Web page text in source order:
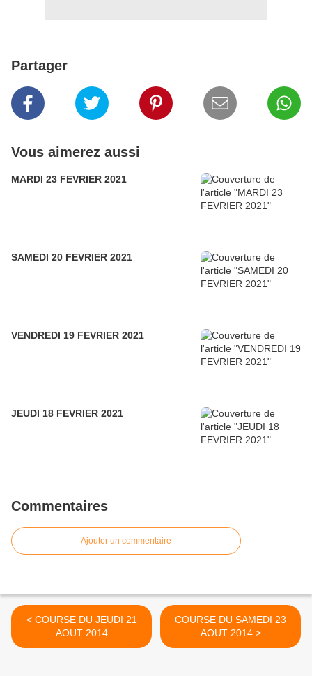
Partager
Vous aimerez aussi
MARDI 23 FEVRIER 2021
SAMEDI 20 FEVRIER 2021
VENDREDI 19 FEVRIER 2021
JEUDI 18 FEVRIER 2021
Commentaires
Ajouter un commentaire
< COURSE DU JEUDI 21
AOUT 2014
COURSE DU SAMEDI 23
AOUT 2014 >